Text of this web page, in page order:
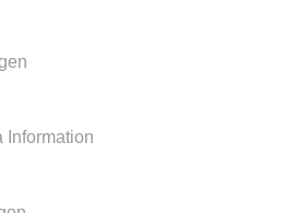
Information